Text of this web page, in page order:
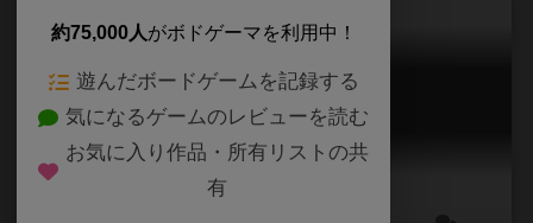
ソーラウィン
Soulaween
約75,000人がボドゲーマを利用中！
遊んだボードゲームを記録する
気になるゲームのレビューを読む
お気に入り作品・所有リストの共
有